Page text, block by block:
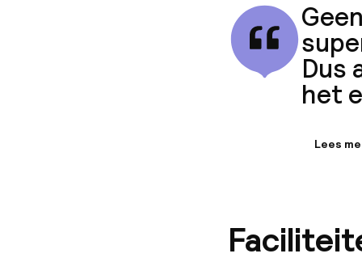
Dus
het
decor,
kamers
Lees